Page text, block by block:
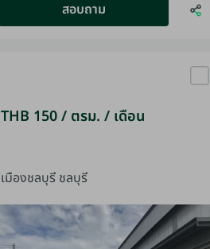
สอบถาม
THB 150 / ตรม. / เดือน
เมืองชลบุรี ชลบุรี